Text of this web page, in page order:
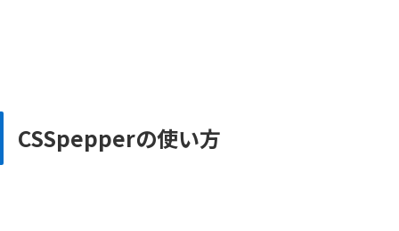
CSSpepperの使い方